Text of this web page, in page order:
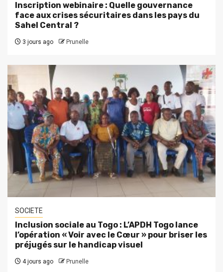
Inscription webinaire : Quelle gouvernance
face aux crises sécuritaires dans les pays du
Sahel Central ?
3 jours ago Prunelle
SOCIETE
Inclusion sociale au Togo : L’APDH Togo lance
l’opération « Voir avec le Cœur » pour briser les
préjugés sur le handicap visuel
4 jours ago Prunelle